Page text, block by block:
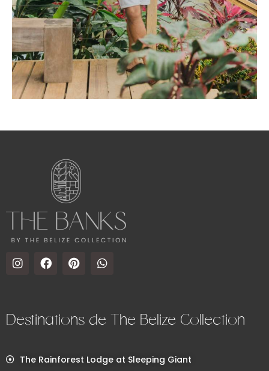
Destinations de The Belize Collection
The Rainforest Lodge at Sleeping Giant